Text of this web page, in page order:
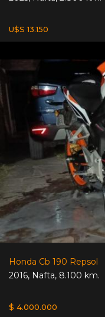
U$S 13.150
Honda Cb 190 Repsol
2016, Nafta, 8.100 km.
$ 4.000.000